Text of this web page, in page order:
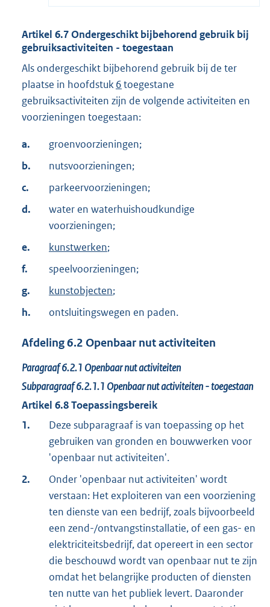
Artikel 6.7Ondergeschikt bijbehorend gebruik bij
gebruiksactiviteiten - toegestaan
Als ondergeschikt bijbehorend gebruik bij de ter
plaatse in hoofdstuk6toegestane
gebruiksactiviteiten zijn de volgende activiteiten en
voorzieningen toegestaan:
a.
groenvoorzieningen;
b.
nutsvoorzieningen;
c.
parkeervoorzieningen;
d.
water en waterhuishoudkundige
voorzieningen;
e.
kunstwerken;
f.
speelvoorzieningen;
g.
kunstobjecten;
h.
ontsluitingswegen en paden.
Afdeling6.2 Openbaar nut activiteiten
Paragraaf6.2.1 Openbaar nut activiteiten
Subparagraaf6.2.1.1 Openbaar nut activiteiten - toegestaan
Artikel 6.8Toepassingsbereik
1.
Deze subparagraaf is van toepassing op het
gebruiken van gronden en bouwwerken voor
'openbaar nut activiteiten'.
2.
Onder 'openbaar nut activiteiten' wordt
verstaan: Het exploiteren van een voorziening
ten dienste van een bedrijf, zoals bijvoorbeeld
een zend-/ontvangstinstallatie, of een gas- en
elektriciteitsbedrijf, dat opereert in een sector
die beschouwd wordt van openbaar nut te zijn
omdat het belangrijke producten of diensten
ten nutte van het publiek levert. Daaronder